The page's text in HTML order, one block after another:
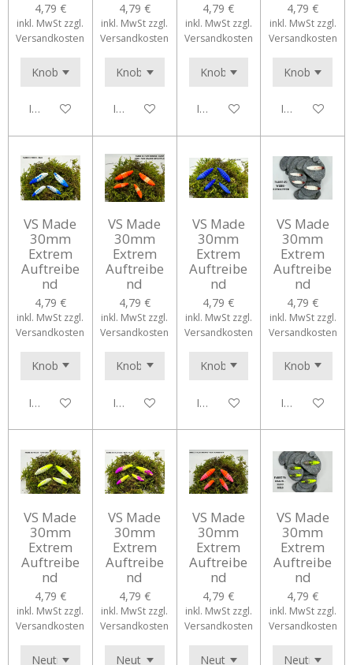
4,79 €
inkl. MwSt zzgl.
Versandkosten
In den Warenkorb
4,79 €
inkl. MwSt zzgl.
Versandkosten
In den Warenkorb
4,79 €
inkl. MwSt zzgl.
Versandkosten
In den Warenkorb
4,79 €
inkl. MwSt zzgl.
Versandkosten
In den
VS Made
30mm
Extrem
Auftreibe
nd
4,79 €
inkl. MwSt zzgl.
Versandkosten
In den Warenkorb
VS Made
30mm
Extrem
Auftreibe
nd
4,79 €
inkl. MwSt zzgl.
Versandkosten
In den Warenkorb
VS Made
30mm
Extrem
Auftreibe
nd
4,79 €
inkl. MwSt zzgl.
Versandkosten
In den Warenkorb
VS Made
30mm
Extrem
Auftreibe
nd
4,79 €
inkl. MwSt zzgl.
Versandkosten
In den
VS Made
30mm
Extrem
Auftreibe
nd
4,79 €
inkl. MwSt zzgl.
Versandkosten
VS Made
30mm
Extrem
Auftreibe
nd
4,79 €
inkl. MwSt zzgl.
Versandkosten
VS Made
30mm
Extrem
Auftreibe
nd
4,79 €
inkl. MwSt zzgl.
Versandkosten
VS Made
30mm
Extrem
Auftreibe
nd
4,79 €
inkl. MwSt zzgl.
Versandkosten